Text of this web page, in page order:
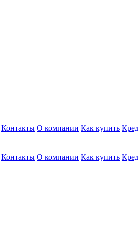
Контакты О компании Как купить
Контакты О компании Как купить